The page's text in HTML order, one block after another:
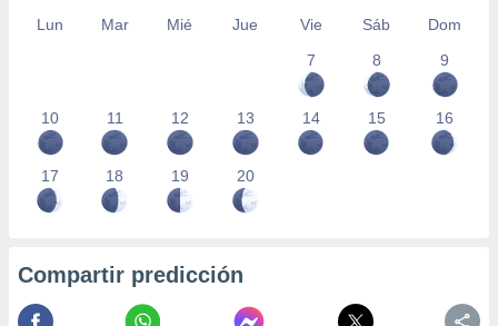
Lun Mar Mié Jue Vie Sáb
Dom
7
8 9
10 11 12 13 14 15 16
17 18 19 20
Compartir predicción